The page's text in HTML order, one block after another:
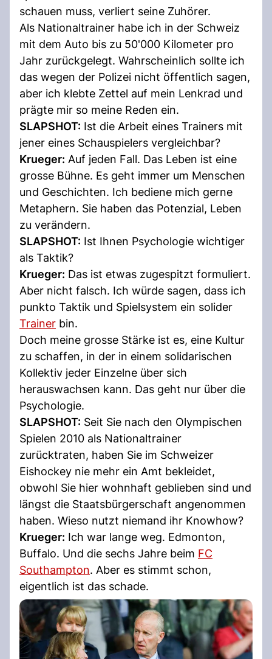
schauen muss, verliert seine Zuhörer.
Als Nationaltrainer habe ich in der Schweiz
mit dem Auto bis zu 50'000 Kilometer pro
Jahr zurückgelegt. Wahrscheinlich sollte ich
das wegen der Polizei nicht öffentlich sagen,
aber ich klebte Zettel auf mein Lenkrad und
prägte mir so meine Reden ein.
SLAPSHOT: Ist die Arbeit eines Trainers mit
jener eines Schauspielers vergleichbar?
Krueger: Auf jeden Fall. Das Leben ist eine
grosse Bühne. Es geht immer um Menschen
und Geschichten. Ich bediene mich gerne
Metaphern. Sie haben das Potenzial, Leben
zu verändern.
SLAPSHOT: Ist Ihnen Psychologie wichtiger
als Taktik?
Krueger: Das ist etwas zugespitzt formuliert.
Aber nicht falsch. Ich würde sagen, dass ich
punkto Taktik und Spielsystem ein solider
Trainer bin.
Doch meine grosse Stärke ist es, eine Kultur
zu schaffen, in der in einem solidarischen
Kollektiv jeder Einzelne über sich
herauswachsen kann. Das geht nur über die
Psychologie.
SLAPSHOT: Seit Sie nach den Olympischen
Spielen 2010 als Nationaltrainer
zurücktraten, haben Sie im Schweizer
Eishockey nie mehr ein Amt bekleidet,
obwohl Sie hier wohnhaft geblieben sind und
längst die Staatsbürgerschaft angenommen
haben. Wieso nutzt niemand ihr Knowhow?
Krueger: Ich war lange weg. Edmonton,
Buffalo. Und die sechs Jahre beim FC
Southampton. Aber es stimmt schon,
eigentlich ist das schade.